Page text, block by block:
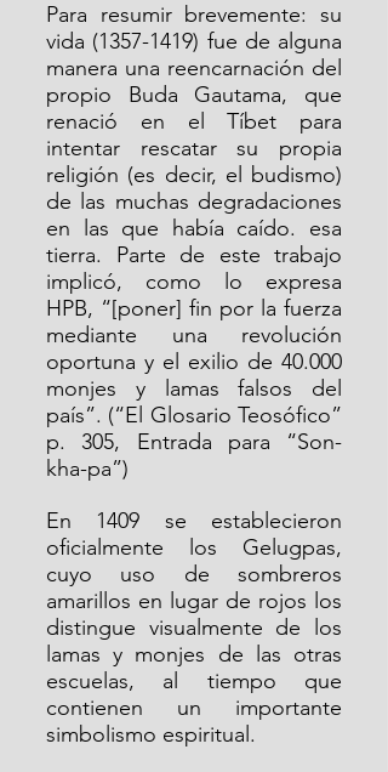
Para resumir brevemente: su
vida (1357-1419) fue de alguna
manera una reencarnación del
propio Buda Gautama, que
renació en el Tíbet para
intentar rescatar su propia
religión (es decir, el budismo)
de las muchas degradaciones
en las que había caído. esa
tierra. Parte de este trabajo
implicó, como lo expresa
HPB, “[poner] fin por la fuerza
mediante una revolución
oportuna y el exilio de 40.000
monjes y lamas falsos del
país”. (“El Glosario Teosófico”
p. 305, Entrada para “Son-
kha-pa”)
En 1409 se establecieron
oficialmente los Gelugpas,
cuyo uso de sombreros
amarillos en lugar de rojos los
distingue visualmente de los
lamas y monjes de las otras
escuelas, al tiempo que
contienen un importante
simbolismo espiritual.